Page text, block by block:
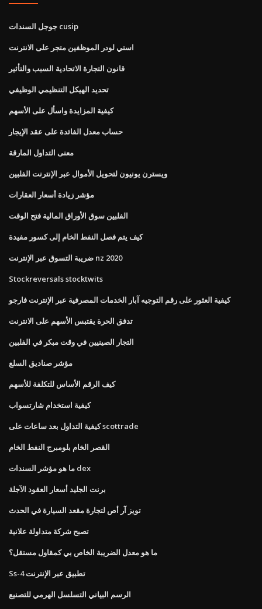
جوجل السندات cusip
استي لودر الموظفين متجر على الانترنت
قانون التجارة الاتحادية السبب والتأثير
تحديد الهيكل التنظيمي الوظيفي
كيفية المزايدة واسأل على الأسهم
حساب معدل الفائدة على عقد الإيجار
معنى التداول المارقة
ويسترن يونيون لتحويل الأموال عبر الإنترنت الفلبين
مؤشر زيادة أسعار العقارات
الفلبين سوق الأوراق المالية فتح الوقت
كيف يتم فصل النفط الخام إلى كسور مفيدة
ضريبة التسوق عبر الإنترنت nz 2020
Stockreversals stocktwits
كيفية العثور على رقم التوجيه آبار الخدمات المصرفية عبر الإنترنت فارجو
تدفق الحرة يقتبس الأسهم على الانترنت
التجار الصينيين في وقت مبكر في الفلبين
مؤشر صناديق السلع
كيف الرقم الأساس للتكلفة للأسهم
كيفية استخدام شارتسواب
كيفية التداول بعد ساعات على scottrade
القصر الخام بلومبرج النفط الخام
ما هو مؤشر السندات dex
برنت الجليد أسعار العقود الآجلة
تويز آر أص لتجارة مقعد السيارة في الحدث
تصبح شركة متداولة علانية
ما هو معدل الضريبة الخاص بي كمقاول مستقل؟
Ss-4 تطبيق عبر الإنترنت
الرسم البياني التسلسل الهرمي للتصنيع